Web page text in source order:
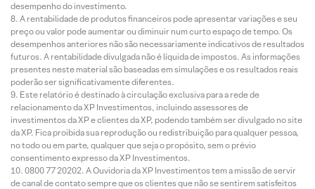
desempenho do investimento.
A rentabilidade de produtos financeiros pode apresentar variações e seu
preço ou valor pode aumentar ou diminuir num curto espaço de tempo. Os
desempenhos anteriores não são necessariamente indicativos de resultados
futuros. A rentabilidade divulgada não é líquida de impostos. As informações
presentes neste material são baseadas em simulações e os resultados reais
poderão ser significativamente diferentes.
Este relatório é destinado à circulação exclusiva para a rede de
relacionamento da XP Investimentos, incluindo assessores de
investimentos da XP e clientes da XP, podendo também ser divulgado no site
da XP. Fica proibida sua reprodução ou redistribuição para qualquer pessoa,
no todo ou em parte, qualquer que seja o propósito, sem o prévio
consentimento expresso da XP Investimentos.
0800 77 20202. A Ouvidoria da XP Investimentos tem a missão de servir
de canal de contato sempre que os clientes que não se sentirem satisfeitos